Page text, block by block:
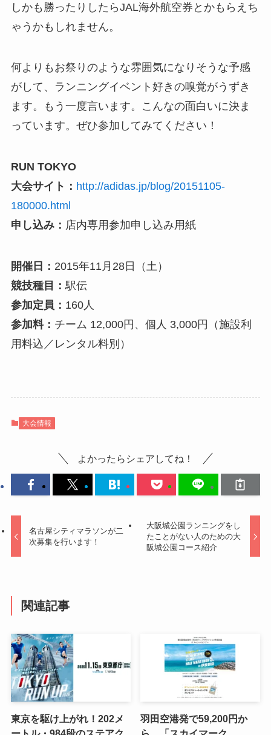
しかも勝ったりしたらJAL海外航空券とかもらえち
ゃうかもしれません。
何よりもお祭りのような雰囲気になりそうな予感
がして、ランニングイベント好きの嗅覚がうずき
ます。もう一度言います。こんなの面白いに決ま
っています。ぜひ参加してみてください！
RUN TOKYO
大会サイト： http://adidas.jp/blog/20151105-
180000.html
申し込み： 店内専用参加申し込み用紙
開催日： 2015年11月28日（土）
競技種目： 駅伝
参加定員： 160人
参加料： チーム 12,000円、個人 3,000円（施設利
用料込／レンタル料別）
大会情報
よかったらシェアしてね！
名古屋シティマラソンが二
次募集を行います！
大阪城公園ランニングをし
たことがない人のための大
阪城公園コース紹介
関連記事
東京を駆け上がれ！202メ
羽田空港発で59,200円か